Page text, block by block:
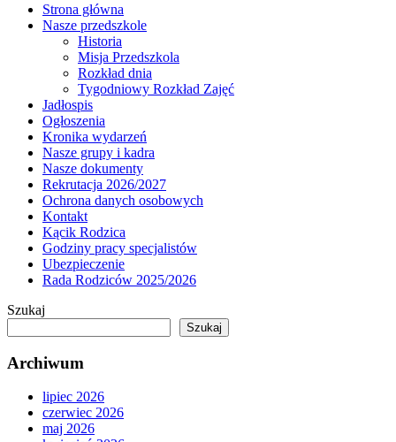
Strona główna
Nasze przedszkole
Historia
Misja Przedszkola
Rozkład dnia
Tygodniowy Rozkład Zajęć
Jadłospis
Ogłoszenia
Kronika wydarzeń
Nasze grupy i kadra
Nasze dokumenty
Rekrutacja 2026/2027
Ochrona danych osobowych
Kontakt
Kącik Rodzica
Godziny pracy specjalistów
Ubezpieczenie
Rada Rodziców 2025/2026
Szukaj
Szukaj
Archiwum
lipiec 2026
czerwiec 2026
maj 2026